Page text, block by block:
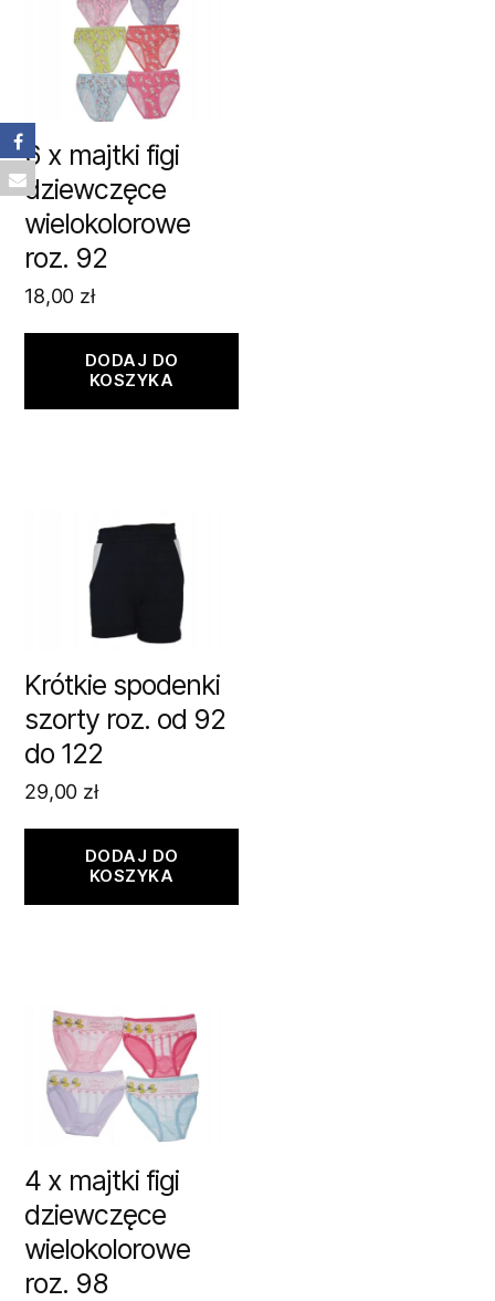
6 x majtki figi
dziewczęce
wielokolorowe
roz. 92
18,00 zł
DODAJ DO
KOSZYKA
Krótkie spodenki
szorty roz. od 92
do 122
29,00 zł
DODAJ DO
KOSZYKA
4 x majtki figi
dziewczęce
wielokolorowe
roz. 98